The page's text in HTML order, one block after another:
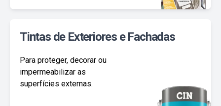
Tintas de Exteriores e Fachadas
Para proteger, decorar ou
impermeabilizar as
superfícies externas.